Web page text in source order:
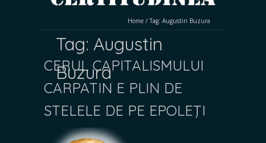
Home / Tag: Augustin Buzura
Tag: Augustin
Buzura
CERUL CAPITALISMULUI
CARPATIN E PLIN DE
STELELE DE PE EPOLEŢI